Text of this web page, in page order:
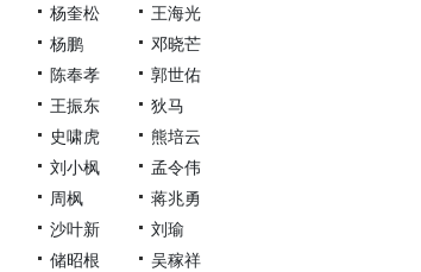
杨奎松
王海光
杨鹏
邓晓芒
陈奉孝
郭世佑
王振东
狄马
史啸虎
熊培云
刘小枫
孟令伟
周枫
蒋兆勇
沙叶新
刘瑜
储昭根
吴稼祥